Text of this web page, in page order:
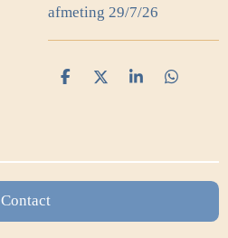
afmeting 29/7/26
D
D
S
D
Contact